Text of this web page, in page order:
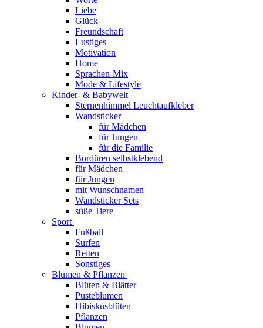
Liebe
Glück
Freundschaft
Lustiges
Motivation
Home
Sprachen-Mix
Mode & Lifestyle
Kinder- & Babywelt
Sternenhimmel Leuchtaufkleber
Wandsticker
für Mädchen
für Jungen
für die Familie
Bordüren selbstklebend
für Mädchen
für Jungen
mit Wunschnamen
Wandsticker Sets
süße Tiere
Sport
Fußball
Surfen
Reiten
Sonstiges
Blumen & Pflanzen
Blüten & Blätter
Pusteblumen
Hibiskusblüten
Pflanzen